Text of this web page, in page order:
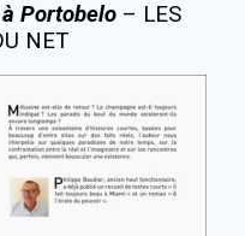
Portobelo– LES
NET